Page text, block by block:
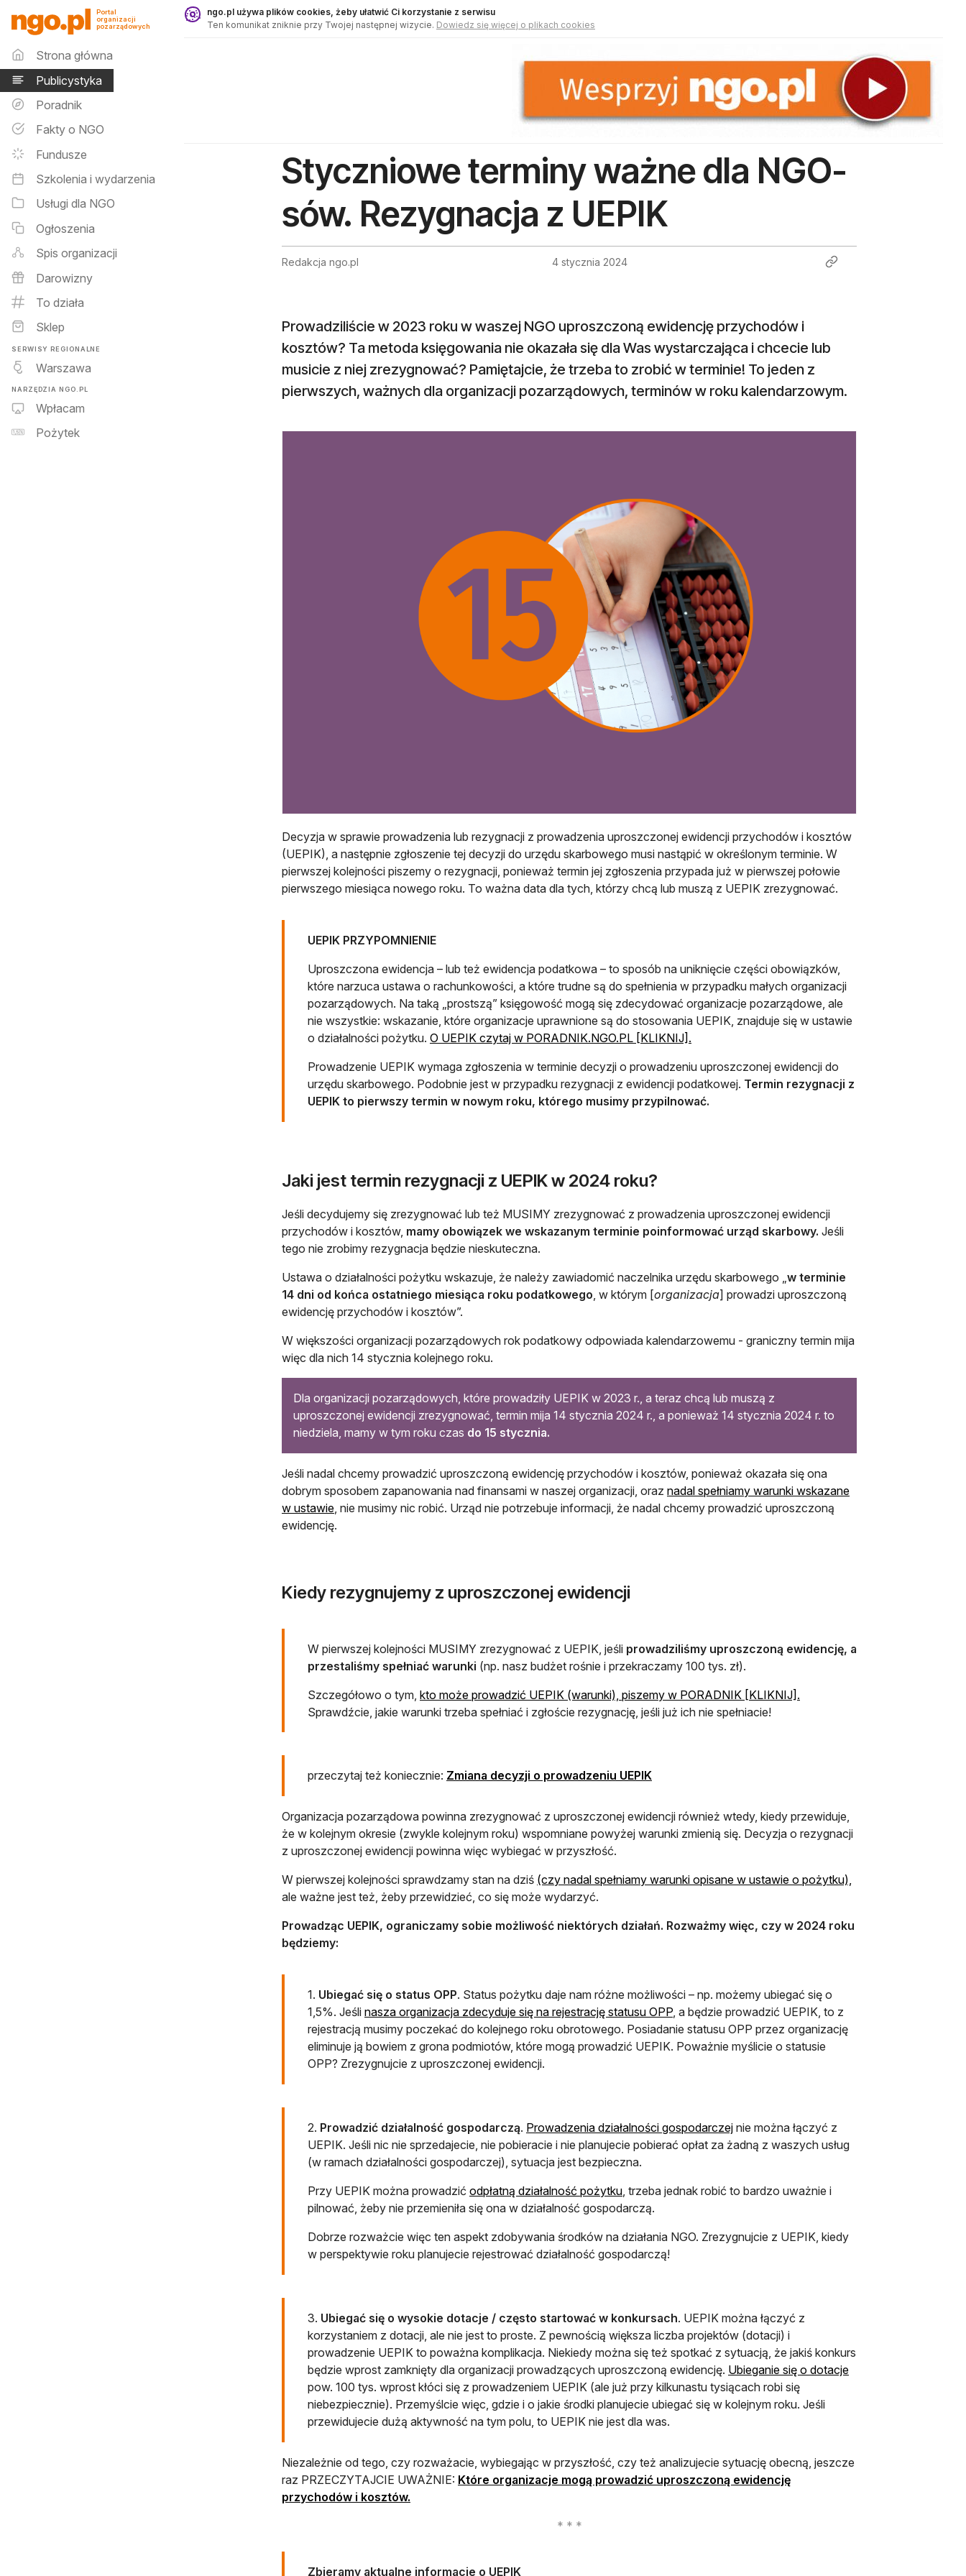
Publicystyka - ngo.pl
Portal
organizacji
pozarządowych
Menu główne
Strona główna
Publicystyka
Poradnik
Fakty o NGO
Fundusze
Szkolenia i wydarzenia
Usługi dla NGO
Ogłoszenia
Spis organizacji
Darowizny
To działa
Sklep
SERWISY REGIONALNE
Warszawa
NARZĘDZIA NGO.PL
Wpłacam
Pożytek
ngo.pl używa plików cookies, żeby ułatwić Ci korzystanie z serwisu
Ten komunikat zniknie przy Twojej następnej wizycie. Dowiedz się więcej o plikach cookies
Styczniowe terminy ważne dla NGO-
sów. Rezygnacja z UEPIK
Redakcja ngo.pl 4 stycznia 2024
Prowadziliście w 2023 roku w waszej NGO uproszczoną ewidencję przychodów i
kosztów? Ta metoda księgowania nie okazała się dla Was wystarczająca i chcecie lub
musicie z niej zrezygnować? Pamiętajcie, że trzeba to zrobić w terminie! To jeden z
pierwszych, ważnych dla organizacji pozarządowych, terminów w roku kalendarzowym.
Decyzja w sprawie prowadzenia lub rezygnacji z prowadzenia uproszczonej ewidencji przychodów i kosztów
(UEPIK), a następnie zgłoszenie tej decyzji do urzędu skarbowego musi nastąpić w określonym terminie. W
pierwszej kolejności piszemy o rezygnacji, ponieważ termin jej zgłoszenia przypada już w pierwszej połowie
pierwszego miesiąca nowego roku. To ważna data dla tych, którzy chcą lub muszą z UEPIK zrezygnować.
UEPIK PRZYPOMNIENIE
Uproszczona ewidencja – lub też ewidencja podatkowa – to sposób na uniknięcie części obowiązków,
które narzuca ustawa o rachunkowości, a które trudne są do spełnienia w przypadku małych organizacji
pozarządowych. Na taką „prostszą” księgowość mogą się zdecydować organizacje pozarządowe, ale
nie wszystkie: wskazanie, które organizacje uprawnione są do stosowania UEPIK, znajduje się w ustawie
o działalności pożytku. O UEPIK czytaj w PORADNIK.NGO.PL [KLIKNIJ].
Prowadzenie UEPIK wymaga zgłoszenia w terminie decyzji o prowadzeniu uproszczonej ewidencji do
urzędu skarbowego. Podobnie jest w przypadku rezygnacji z ewidencji podatkowej. Termin rezygnacji z
UEPIK to pierwszy termin w nowym roku, którego musimy przypilnować.
Jaki jest termin rezygnacji z UEPIK w 2024 roku?
Jeśli decydujemy się zrezygnować lub też MUSIMY zrezygnować z prowadzenia uproszczonej ewidencji
przychodów i kosztów, mamy obowiązek we wskazanym terminie poinformować urząd skarbowy. Jeśli
tego nie zrobimy rezygnacja będzie nieskuteczna.
Ustawa o działalności pożytku wskazuje, że należy zawiadomić naczelnika urzędu skarbowego „ w terminie
14 dni od końca ostatniego miesiąca roku podatkowego , w którym [organizacja] prowadzi uproszczoną
ewidencję przychodów i kosztów”.
W większości organizacji pozarządowych rok podatkowy odpowiada kalendarzowemu - graniczny termin mija
więc dla nich 14 stycznia kolejnego roku.
Dla organizacji pozarządowych, które prowadziły UEPIK w 2023 r., a teraz chcą lub muszą z
uproszczonej ewidencji zrezygnować, termin mija 14 stycznia 2024 r., a ponieważ 14 stycznia 2024 r. to
niedziela, mamy w tym roku czas do 15 stycznia.
Jeśli nadal chcemy prowadzić uproszczoną ewidencję przychodów i kosztów, ponieważ okazała się ona
dobrym sposobem zapanowania nad finansami w naszej organizacji, oraz nadal spełniamy warunki wskazane
w ustawie , nie musimy nic robić. Urząd nie potrzebuje informacji, że nadal chcemy prowadzić uproszczoną
ewidencję.
Kiedy rezygnujemy z uproszczonej ewidencji
W pierwszej kolejności MUSIMY zrezygnować z UEPIK, jeśli prowadziliśmy uproszczoną ewidencję, a
przestaliśmy spełniać warunki (np. nasz budżet rośnie i przekraczamy 100 tys. zł).
Szczegółowo o tym, kto może prowadzić UEPIK (warunki), piszemy w PORADNIK [KLIKNIJ].
Sprawdźcie, jakie warunki trzeba spełniać i zgłoście rezygnację, jeśli już ich nie spełniacie!
przeczytaj też koniecznie: Zmiana decyzji o prowadzeniu UEPIK
Organizacja pozarządowa powinna zrezygnować z uproszczonej ewidencji również wtedy, kiedy przewiduje,
że w kolejnym okresie (zwykle kolejnym roku) wspomniane powyżej warunki zmienią się. Decyzja o rezygnacji
z uproszczonej ewidencji powinna więc wybiegać w przyszłość.
W pierwszej kolejności sprawdzamy stan na dziś (czy nadal spełniamy warunki opisane w ustawie o pożytku),
ale ważne jest też, żeby przewidzieć, co się może wydarzyć.
Prowadząc UEPIK, ograniczamy sobie możliwość niektórych działań. Rozważmy więc, czy w 2024 roku
będziemy:
1. Ubiegać się o status OPP. Status pożytku daje nam różne możliwości – np. możemy ubiegać się o
1,5%. Jeśli nasza organizacja zdecyduje się na rejestrację statusu OPP, a będzie prowadzić UEPIK, to z
rejestracją musimy poczekać do kolejnego roku obrotowego. Posiadanie statusu OPP przez organizację
eliminuje ją bowiem z grona podmiotów, które mogą prowadzić UEPIK. Poważnie myślicie o statusie
OPP? Zrezygnujcie z uproszczonej ewidencji.
2. Prowadzić działalność gospodarczą. Prowadzenia działalności gospodarczej nie można łączyć z
UEPIK. Jeśli nic nie sprzedajecie, nie pobieracie i nie planujecie pobierać opłat za żadną z waszych usług
(w ramach działalności gospodarczej), sytuacja jest bezpieczna.
Przy UEPIK można prowadzić odpłatną działalność pożytku , trzeba jednak robić to bardzo uważnie i
pilnować, żeby nie przemieniła się ona w działalność gospodarczą.
Dobrze rozważcie więc ten aspekt zdobywania środków na działania NGO. Zrezygnujcie z UEPIK, kiedy
w perspektywie roku planujecie rejestrować działalność gospodarczą!
3. Ubiegać się o wysokie dotacje / często startować w konkursach. UEPIK można łączyć z
korzystaniem z dotacji, ale nie jest to proste. Z pewnością większa liczba projektów (dotacji) i
prowadzenie UEPIK to poważna komplikacja. Niekiedy można się też spotkać z sytuacją, że jakiś konkurs
będzie wprost zamknięty dla organizacji prowadzących uproszczoną ewidencję. Ubieganie się o dotacje
pow. 100 tys. wprost kłóci się z prowadzeniem UEPIK (ale już przy kilkunastu tysiącach robi się
niebezpiecznie). Przemyślcie więc, gdzie i o jakie środki planujecie ubiegać się w kolejnym roku. Jeśli
przewidujecie dużą aktywność na tym polu, to UEPIK nie jest dla was.
Niezależnie od tego, czy rozważacie, wybiegając w przyszłość, czy też analizujecie sytuację obecną, jeszcze
raz PRZECZYTAJCIE UWAŻNIE: Które organizacje mogą prowadzić uproszczoną ewidencję
przychodów i kosztów.
Zbieramy aktualne informacje o UEPIK